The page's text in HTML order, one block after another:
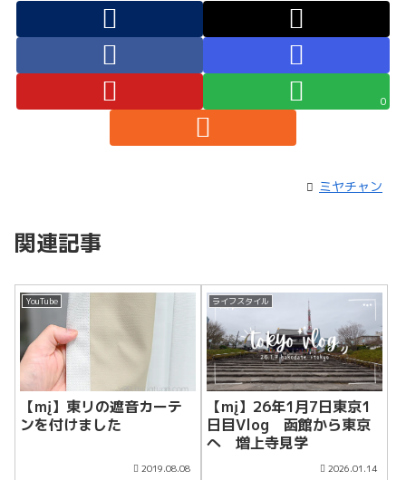
0
ミヤチャン
関連記事
YouTube
【mį】東リの遮音カーテ
ンを付けました
2019.08.08
ライフスタイル
【mį】26年1月7日東京1
日目Vlog 函館から東京
へ 増上寺見学
2026.01.14